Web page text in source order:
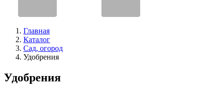
Главная
Каталог
Сад, огород
Удобрения
Удобрения